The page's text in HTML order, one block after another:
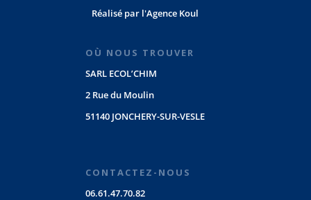
Réalisé par l'Agence Koul
OÙ NOUS TROUVER
SARL ECOL’CHIM
2 Rue du Moulin
51140 JONCHERY-SUR-VESLE
CONTACTEZ-NOUS
06.61.47.70.82